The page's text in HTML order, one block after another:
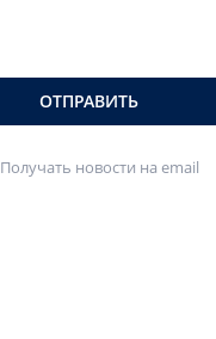
ОТПРАВИТЬ
Получать новости на email